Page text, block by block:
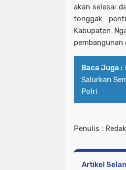
akan selesai
tonggak
Kabupaten
pembangunan
Baca Juga :
Salurkan
Polri
Penulis :
Artikel